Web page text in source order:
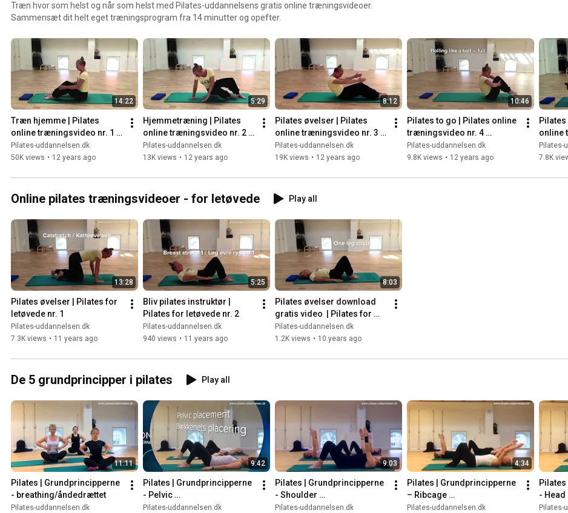
Træn hvor som helst og når som helst med Pilates-uddannelsens gratis online træningsvideoer.
Sammensæt dit helt eget træningsprogram fra 14 minutter og opefter.
14:22
Træn hjemme | Pilates
online træningsvideo nr. 1
(Begyndere)
Pilates-uddannelsen.dk
50K views • 12 years ago
5:29
Hjemmetræning | Pilates
online træningsvideo nr. 2
(Begyndere)
Pilates-uddannelsen.dk
13K views • 12 years ago
8:12
Pilates øvelser | Pilates
online træningsvideo nr. 3
(Begyndere)
Pilates-uddannelsen.dk
19K views • 12 years ago
10:46
Pilates to go | Pilates online
træningsvideo nr. 4
(Begyndere)
Pilates-uddannelsen.dk
9.8K views • 12 years ago
online
Pilates-
7.8K
Online pilates træningsvideoer - for letøvede Play all
13:28
Pilates øvelser | Pilates for
letøvede nr. 1
Pilates-uddannelsen.dk
7.3K views • 11 years ago
5:25
Bliv pilates instruktør |
Pilates for letøvede nr. 2
Pilates-uddannelsen.dk
940 views • 11 years ago
8:03
Pilates øvelser download
gratis video  | Pilates for
letøvede nr. 3
Pilates-uddannelsen.dk
1.2K views • 10 years ago
De 5 grundprincipper i pilates Play all
11:11
Pilates | Grundprincipperne
- breathing/åndedrættet
Pilates-uddannelsen.dk
9:42
Pilates | Grundprincipperne
- Pelvic
placement/Bækkenets
Pilates-uddannelsen.dk
9:03
Pilates | Grundprincipperne
- Shoulder
stabilty/Stabilisering af
Pilates-uddannelsen.dk
4:34
Pilates | Grundprincipperne
– Ribcage
placement/Stabilisering af
Pilates-uddannelsen.dk
- Head
/ Pilates-